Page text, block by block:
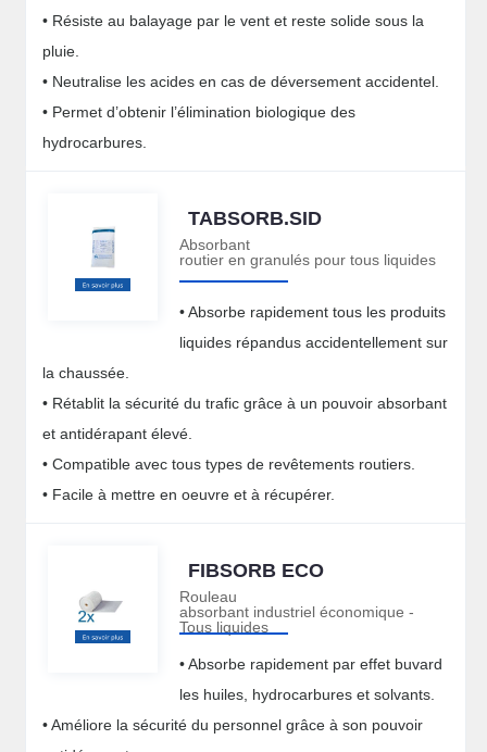
• Résiste au balayage par le vent et reste solide sous la
pluie.
• Neutralise les acides en cas de déversement accidentel.
• Permet d’obtenir l’élimination biologique des
hydrocarbures.
TABSORB.SID
Absorbant
routier en granulés pour tous liquides
• Absorbe rapidement tous les produits
liquides répandus accidentellement sur
la chaussée.
• Rétablit la sécurité du trafic grâce à un pouvoir absorbant
et antidérapant élevé.
• Compatible avec tous types de revêtements routiers.
• Facile à mettre en oeuvre et à récupérer.
FIBSORB ECO
Rouleau
absorbant industriel économique -
Tous liquides
• Absorbe rapidement par effet buvard
les huiles, hydrocarbures et solvants.
• Améliore la sécurité du personnel grâce à son pouvoir